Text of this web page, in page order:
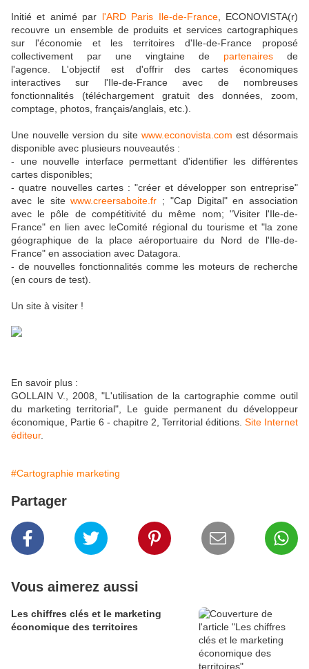
Initié et animé par l'ARD Paris Ile-de-France, ECONOVISTA(r)
recouvre un ensemble de produits et services cartographiques
sur l'économie et les territoires d'Ile-de-France proposé
collectivement par une vingtaine de partenaires de
l'agence. L'objectif est d'offrir des cartes économiques
interactives sur l'Ile-de-France avec de nombreuses
fonctionnalités (téléchargement gratuit des données, zoom,
comptage, photos, français/anglais, etc.).
Une nouvelle version du site www.econovista.com est désormais
disponible avec plusieurs nouveautés :
- une nouvelle interface permettant d'identifier les différentes
cartes disponibles;
- quatre nouvelles cartes : "créer et développer son entreprise"
avec le sitewww.creersaboite.fr ; "Cap Digital" en association
avec le pôle de compétitivité du même nom; "Visiter l'Ile-de-
France" en lien avec leComité régional du tourisme et "la zone
géographique de la place aéroportuaire du Nord de l'Ile-de-
France" en association avec Datagora.
- de nouvelles fonctionnalités comme les moteurs de recherche
(en cours de test).
Un site à visiter !
En savoir plus :
GOLLAIN V., 2008, "L'utilisation de la cartographie comme outil
du marketing territorial", Le guide permanent du développeur
économique, Partie 6 - chapitre 2, Territorial éditions. Site Internet
éditeur.
#Cartographie marketing
Partager
Vous aimerez aussi
Les chiffres clés et le marketing
économique des territoires